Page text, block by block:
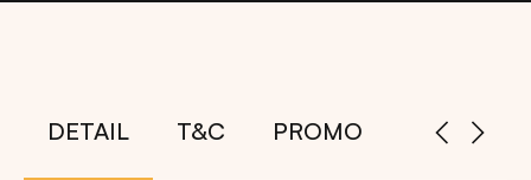
DETAIL T&C PROMO